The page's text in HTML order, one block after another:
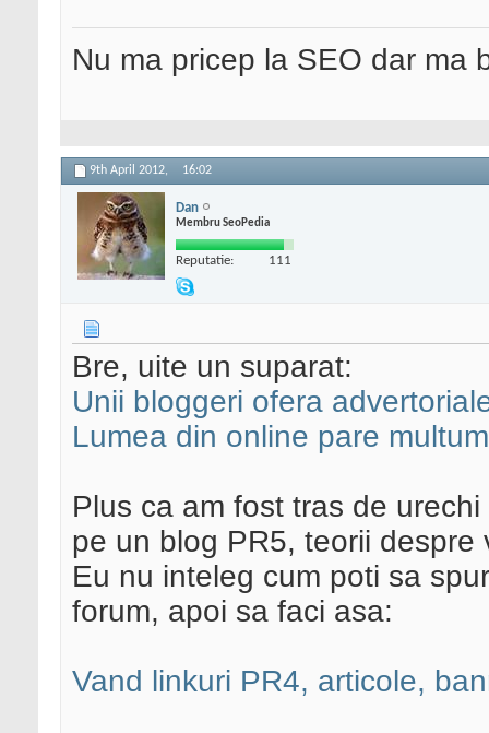
Nu ma pricep la SEO dar ma
9th April 2012, 16:02
Dan
Membru SeoPedia
Reputatie: 111
Bre, uite un suparat:
Unii bloggeri ofera
Lumea din online pare
Plus ca am fost tras de
pe un blog PR5, teorii despre
Eu nu inteleg cum poti sa
forum, apoi sa faci asa:
Vand linkuri PR4, articole,